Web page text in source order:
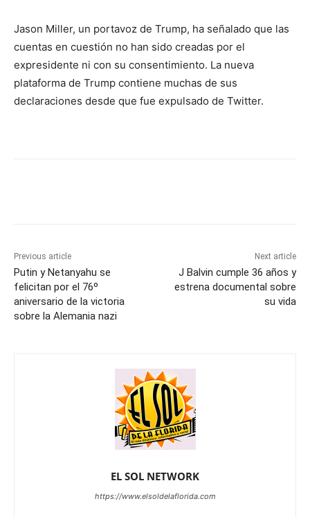
Jason Miller, un portavoz de Trump, ha señalado que las
cuentas en cuestión no han sido creadas por el
expresidente ni con su consentimiento. La nueva
plataforma de Trump contiene muchas de sus
declaraciones desde que fue expulsado de Twitter.
Previous article
Putin y Netanyahu se
felicitan por el 76º
aniversario de la victoria
sobre la Alemania nazi
Next article
J Balvin cumple 36 años y
estrena documental sobre
su vida
EL SOL NETWORK
https://www.elsoldelaflorida.com